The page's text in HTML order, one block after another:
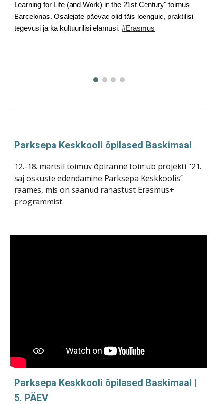
Learning for Life (and Work) in the 21st Century" toimus
Barcelonas. Osalejate päevad olid täis loenguid, praktilisi
tegevusi ja ka kultuurilisi elamusi.#Erasmus
Parksepa Keskkooli õpilased Baskimaal
12.-18. märtsil toimuv õpiränne toimub projekti “21.
saj oskuste edendamine Parksepa Keskkoolis”
raames, mis on saanud rahastust Erasmus+
programmist.
Parksepa Keskkooli õpilased Baskimaal |
5. PÄEV